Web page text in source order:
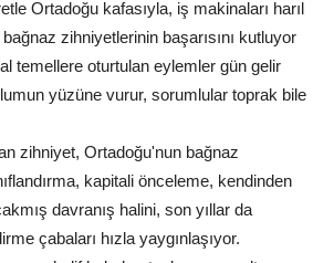
Ortadoğu kafasıyla, iş makinaları harıl
zihniyetlerinin başarısını kutluyor
temellere oturtulan eylemler gün gelir
yüzüne vurur, sorumlular toprak bile
zihniyet, Ortadoğu'nun bağnaz
kapitali önceleme, kendinden
davranış halini, son yıllar da
çabaları hızla yaygınlaşıyor.